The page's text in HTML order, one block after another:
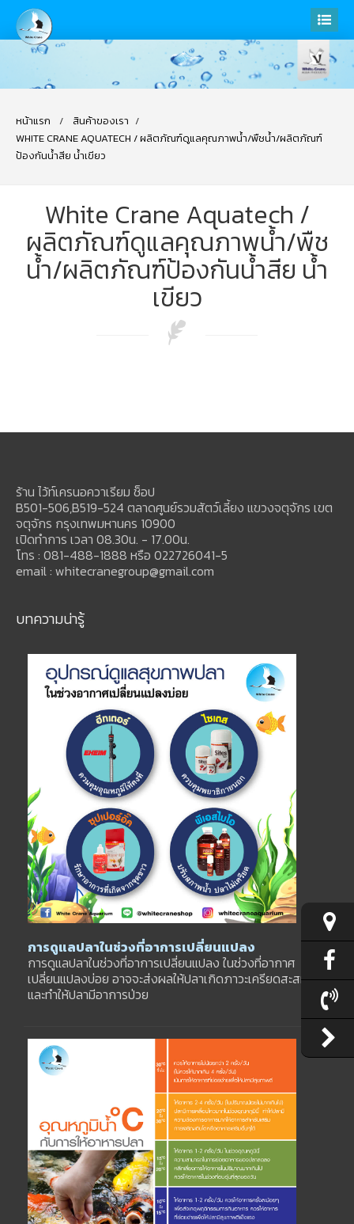
หน้าแรก
สินค้าของเรา
WHITE CRANE AQUATECH / ผลิตภัณฑ์ดูแลคุณภาพน้ำ/พืชน้ำ/ผลิตภัณฑ์
ป้องกันน้ำสีย น้ำเขียว
White Crane Aquatech /
ผลิตภัณฑ์ดูแลคุณภาพน้ำ/พืช
น้ำ/ผลิตภัณฑ์ป้องกันน้ำสีย น้ำ
เขียว
ร้าน ไว้ท์เครนอควาเรียม ช็อป
B501-506,B519-524 ตลาดศูนย์รวมสัตว์เลี้ยง แขวงจตุจักร เขต
จตุจักร กรุงเทพมหานคร 10900
เปิดทำการ เวลา 08.30น. - 17.00น.
โทร : 081-488-1888 หรือ 022726041-5
email : whitecranegroup@gmail.com
บทความน่ารู้
การดูแลปลาในช่วงที่อาการเปลี่ยนแปลง
การดูแลปลาในช่วงที่อาการเปลี่ยนแปลง ในช่วงที่อากาศ
เปลี่ยนแปลงบ่อย อาจจะส่งผลให้ปลาเกิดภาวะเครียดสะสม
และทำให้ปลามีอาการป่วย